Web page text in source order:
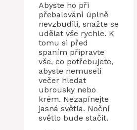
Abyste ho při
přebalování úplně
nevzbudili, snažte se
udělat vše rychle. K
tomu si před
spaním připravte
vše, co potřebujete,
abyste nemuseli
večer hledat
ubrousky nebo
krém. Nezapínejte
jasná světla. Noční
světlo bude stačit.